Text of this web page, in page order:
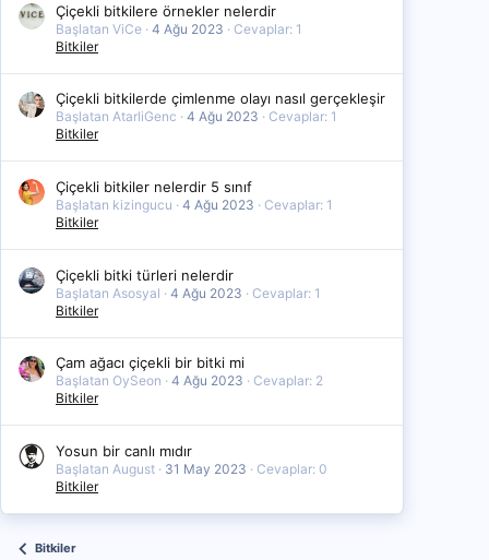
Çiçekli bitkilere örnekler nelerdir
Başlatan ViCe 4 Ağu 2023
Cevaplar: 1
Bitkiler
Çiçekli bitkilerde çimlenme olayı nasıl gerçekleşir
Başlatan AtarliGenc 4 Ağu 2023
Cevaplar: 1
Bitkiler
Çiçekli bitkiler nelerdir 5 sınıf
Başlatan kizingucu 4 Ağu 2023
Cevaplar: 1
Bitkiler
Çiçekli bitki türleri nelerdir
Başlatan Asosyal 4 Ağu 2023
Cevaplar: 1
Bitkiler
Çam ağacı çiçekli bir bitki mi
Başlatan OySeon 4 Ağu 2023
Cevaplar: 2
Bitkiler
Yosun bir canlı mıdır
Başlatan August 31 May 2023
Cevaplar: 0
Bitkiler
Bitkiler